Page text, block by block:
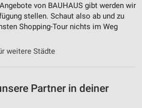
von BAUHAUS gibt werden wir
stellen. Schaut also ab und zu
Shopping-Tour nichts im Weg
weitere Städte
Partner in deiner